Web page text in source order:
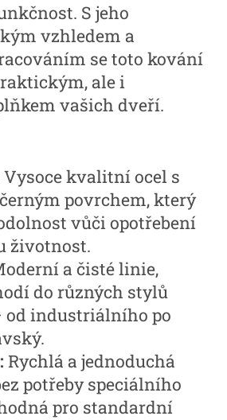
S jeho
vzhledem a
se toto kování
ale i
vašich dveří.
Vysoce kvalitní ocel s
povrchem, který
vůči opotřebení
životnost.
a čisté linie,
do různých stylů
od industriálního po
Rychlá a jednoduchá
potřeby speciálního
pro standardní